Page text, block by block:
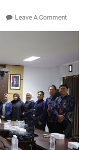
Leave A CommentOn
UMPR
Lancar,
Raih
Unggul